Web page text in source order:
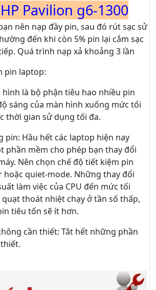
Pavilion g6-1300
nên nạp đầy pin, sau đó rút sạc sử
đến khi còn 5% pin lại cắm sạc
Quá trình nạp xả khoảng 3 lần
pin laptop:
là bộ phận tiêu hao nhiều pin
sáng của màn hình xuống mức tối
thời gian sử dụng tối đa.
pin: Hầu hết các laptop hiện nay
phần mềm cho phép bạn thay đổi
Nên chọn chế độ tiết kiệm pin
hoặc quiet-mode. Những thay đổi
làm việc của CPU đến mức tối
thoát nhiệt chạy ở tần số thấp,
tiêu tốn sẽ ít hơn.
cần thiết: Tắt hết những phần